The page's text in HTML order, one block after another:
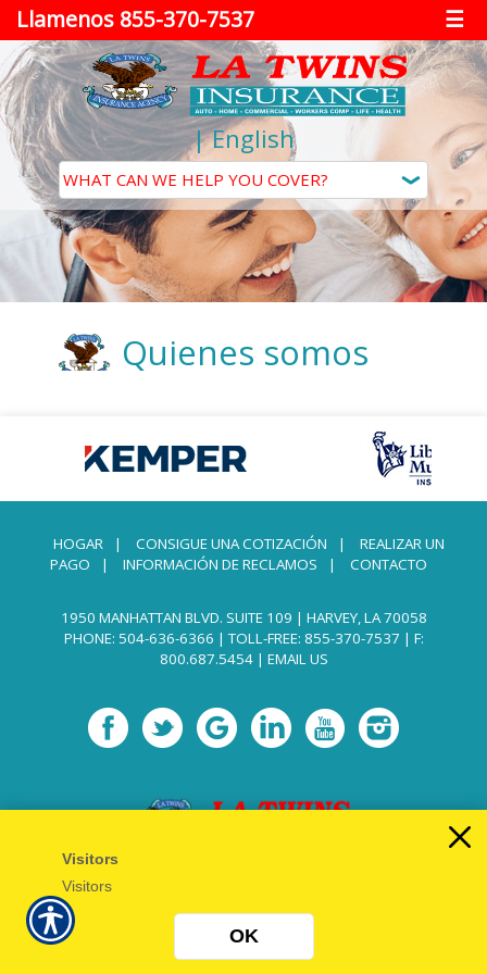
Llamenos 855-370-7537 ☰
|English
Quienes somos
HOGAR | CONSIGUE UNA COTIZACIÓN |
REALIZAR UN
PAGO
| INFORMACIÓN DE RECLAMOS | CONTACTO
1950 MANHATTAN BLVD. SUITE 109 | HARVEY, LA 70058
PHONE: 504-636-6366 |TOLL-FREE: 855-370-7537 | F:
800.687.5454 | EMAIL US
Insurance Website Builder
Visitors
Visitors
OK